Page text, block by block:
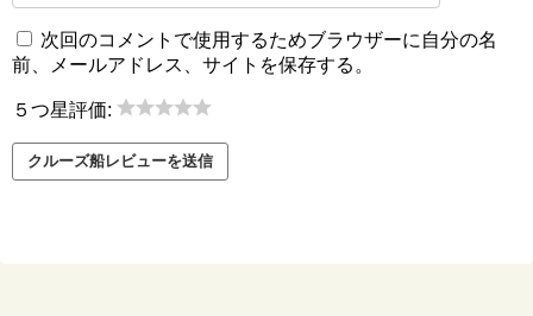
次回のコメントで使用するためブラウザーに自分の名
前、メールアドレス、サイトを保存する。
５つ星評価: